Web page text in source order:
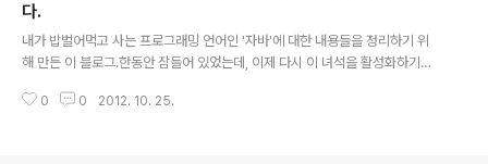
시다고 넣은 민원에 서명을 한 이도 있지 않을까? ㅋㅋ 접
수창구에는 올드멤버중 한분이신 채수원님이 주말알바로
접수요원을 하고 계셨다. 오랜만에 뵙기에 반갑게 인사드
리고 약간의 기념품(스티커, 배지, 군것질류, 생수)을 챙기
며 커넥트 홀로 들어섰다. 앞자리로 이동하니, 첫발표자인
다.
내가 밥벌어먹고 사는 프로그래밍 언어인 '자바'에 대한 내용들을 정리하기 위
해 만든 이 블로그.한동안 잠들어 있었는데, 이제 다시 이 녀석을 활성화하기로
에 기록하겠다.관련한 내용도...
0 0 2012. 10. 25.